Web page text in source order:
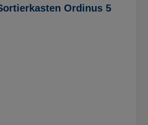
Ordinus 5